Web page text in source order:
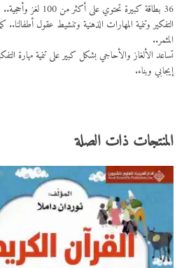
36 بطاقة كبيرة تحتوي
التفكير وتنمية المهارات الذهنية وتنشيط عقول
المثمر..
تساعد الألغاز والأحاجي بشكل كبير على تنمية مهارة
إيجابي وبناء.
المنتجات ذات الصلة